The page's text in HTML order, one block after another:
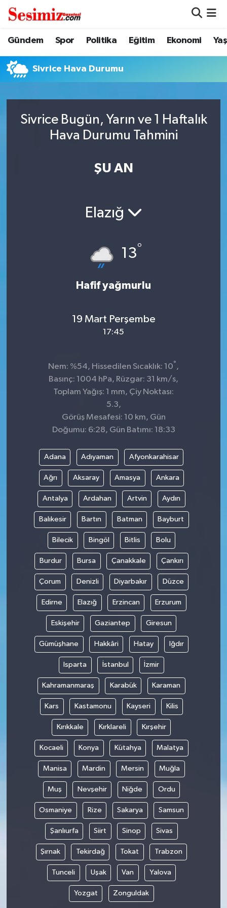
Gündem Spor Politika Eğitim Ekonomi
Sivrice Hava Durumu
Sivrice Bugün, Yarın ve 1 Haftalık
Hava Durumu Tahmini
ŞU AN
Elazığ
13°
Hafif yağmurlu
19 Mart Perşembe
17:45
Nem: %54, Hissedilen Sıcaklık: 10° ,
Basınç: 1004 hPa, Rüzgar: 31 km/s,
Toplam Yağış: 1 mm, Çiy Noktası:
5.3,
Görüş Mesafesi: 10 km, Gün
Doğumu: 6:28, Gün Batımı: 18:33
Adana Adıyaman Afyonkarahisar
Ağrı Aksaray Amasya Ankara
Antalya Ardahan Artvin Aydın
Balıkesir Bartın Batman Bayburt
Bilecik Bingöl Bitlis Bolu
Burdur Bursa Çanakkale Çankırı
Çorum Denizli Diyarbakır Düzce
Edirne Elazığ Erzincan Erzurum
Eskişehir Gaziantep Giresun
Gümüşhane Hakkâri Hatay Iğdır
Isparta İstanbul İzmir
Kahramanmaraş Karabük Karaman
Kars Kastamonu Kayseri Kilis
Kırıkkale Kırklareli Kırşehir
Kocaeli Konya Kütahya Malatya
Manisa Mardin Mersin Muğla
Muş Nevşehir Niğde Ordu
Osmaniye Rize Sakarya Samsun
Şanlıurfa Siirt Sinop Sivas
Şırnak Tekirdağ Tokat Trabzon
Tunceli Uşak Van Yalova
Yozgat Zonguldak
Dünya
Eğitim
Genel
Gündem
Nöbetçi Eczaneler
Hava Durumu
Trafik Durumu
Süper Lig Puan Durumu ve Fikstür